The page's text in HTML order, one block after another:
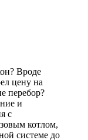
Вроде
цену на
перебор?
и
с
котлом,
системе до